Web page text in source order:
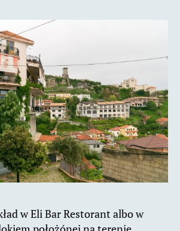
w Eli Bar Restorant albo w